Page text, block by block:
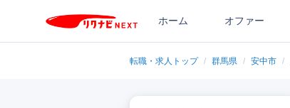
ホーム オファー
転職・求人トップ / 群馬県 / 安中市 /